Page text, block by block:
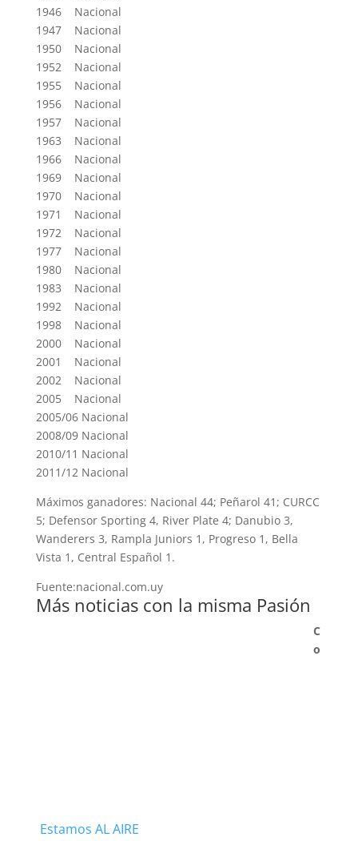
1946 Nacional
1947 Nacional
1950 Nacional
1952 Nacional
1955 Nacional
1956 Nacional
1957 Nacional
1963 Nacional
1966 Nacional
1969 Nacional
1970 Nacional
1971 Nacional
1972 Nacional
1977 Nacional
1980 Nacional
1983 Nacional
1992 Nacional
1998 Nacional
2000 Nacional
2001 Nacional
2002 Nacional
2005 Nacional
2005/06 Nacional
2008/09 Nacional
2010/11 Nacional
2011/12 Nacional
Máximos ganadores: Nacional 44; Peñarol 41; CURCC
5; Defensor Sporting 4, River Plate 4; Danubio 3,
Wanderers 3, Rampla Juniors 1, Progreso 1, Bella
Vista 1, Central Español 1.
Fuente:nacional.com.uy
Más noticias con la misma Pasión
Estamos AL AIRE
C
o